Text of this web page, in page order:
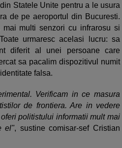
Statele Unite pentru a le usura
de pe aeroportul din Bucuresti.
multi senzori cu infrarosu si
urmaresc acelasi lucru: sa
diferit al unei persoane care
sa pacalim dispozitivul numit
falsa.
Verificam in ce masura
de frontiera. Are in vedere
politistului informatii mult mai
el", sustine comisar-sef Cristian